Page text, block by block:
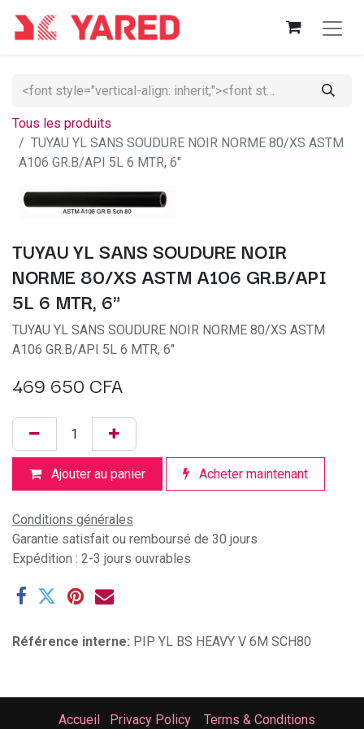
Tous les produits
TUYAU YL SANS SOUDURE NOIR NORME 80/XS ASTM
A106 GR.B/API 5L 6 MTR, 6"
TUYAU YL SANS SOUDURE NOIR
NORME 80/XS ASTM A106 GR.B/API
5L 6 MTR, 6"
TUYAU YL SANS SOUDURE NOIR NORME 80/XS ASTM
A106 GR.B/API 5L 6 MTR, 6"
469 650 CFA
Ajouter au panier Acheter maintenant
Conditions générales
Garantie satisfait ou remboursé de 30 jours
Expédition : 2-3 jours ouvrables
Référence interne: PIP YL BS HEAVY V 6M SCH80
Accueil Privacy Policy Terms & Conditions